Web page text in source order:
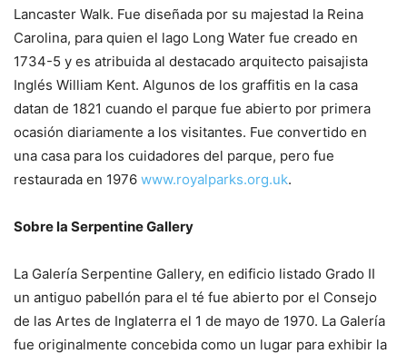
Lancaster Walk. Fue diseñada por su majestad la Reina
Carolina, para quien el lago Long Water fue creado en
1734-5 y es atribuida al destacado arquitecto paisajista
Inglés William Kent. Algunos de los graffitis en la casa
datan de 1821 cuando el parque fue abierto por primera
ocasión diariamente a los visitantes. Fue convertido en
una casa para los cuidadores del parque, pero fue
restaurada en 1976 www.royalparks.org.uk.
Sobre la Serpentine Gallery
La Galería Serpentine Gallery, en edificio listado Grado II
un antiguo pabellón para el té fue abierto por el Consejo
de las Artes de Inglaterra el 1 de mayo de 1970. La Galería
fue originalmente concebida como un lugar para exhibir la